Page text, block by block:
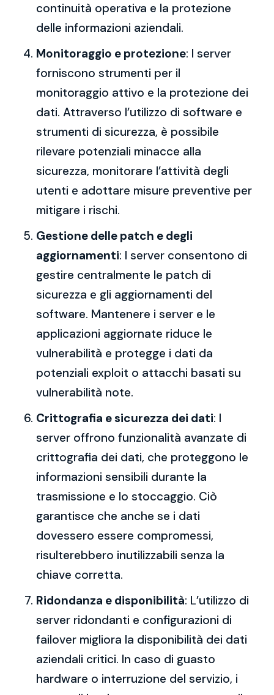
continuità operativa e la protezione
delle informazioni aziendali.
Monitoraggio e protezione: I server
forniscono strumenti per il
monitoraggio attivo e la protezione dei
dati. Attraverso l’utilizzo di software e
strumenti di sicurezza, è possibile
rilevare potenziali minacce alla
sicurezza, monitorare l’attività degli
utenti e adottare misure preventive per
mitigare i rischi.
Gestione delle patch e degli
aggiornamenti: I server consentono di
gestire centralmente le patch di
sicurezza e gli aggiornamenti del
software. Mantenere i server e le
applicazioni aggiornate riduce le
vulnerabilità e protegge i dati da
potenziali exploit o attacchi basati su
vulnerabilità note.
Crittografia e sicurezza dei dati: I
server offrono funzionalità avanzate di
crittografia dei dati, che proteggono le
informazioni sensibili durante la
trasmissione e lo stoccaggio. Ciò
garantisce che anche se i dati
dovessero essere compromessi,
risulterebbero inutilizzabili senza la
chiave corretta.
Ridondanza e disponibilità: L’utilizzo di
server ridondanti e configurazioni di
failover migliora la disponibilità dei dati
aziendali critici. In caso di guasto
hardware o interruzione del servizio, i